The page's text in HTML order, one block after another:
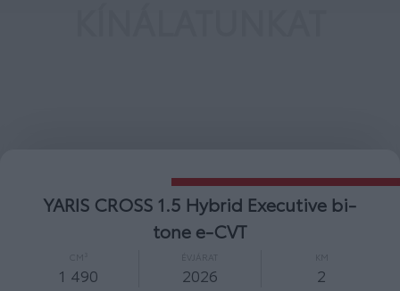
YARIS CROSS 1.5 Hybrid Comfort e-CVT